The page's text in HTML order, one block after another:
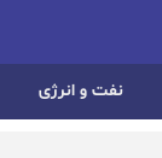
نفت و انرژی